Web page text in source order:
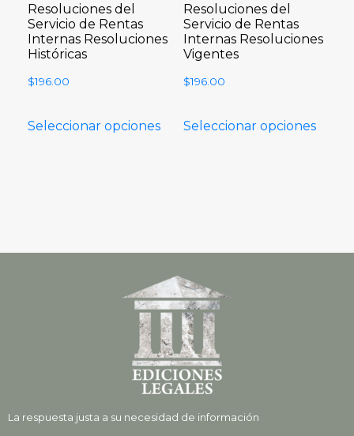
Resoluciones del
Servicio de Rentas
Internas Resoluciones
Históricas
$196.00
Seleccionar opciones
Resoluciones del
Servicio de Rentas
Internas Resoluciones
Vigentes
$196.00
Seleccionar opciones
La respuesta justa a su necesidad de información